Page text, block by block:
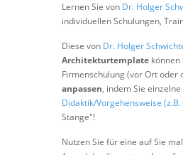
Lernen Sie von Dr. Holger
individuellen Schulungen,
Diese von Dr. Holger
Architekturtemplate
Firmenschulung (vor Ort oder
anpassen, indem Sie
Didaktik/Vorgehensweise
Stange"!
Nutzen Sie für eine auf Sie